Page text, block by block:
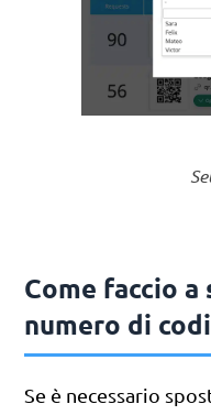
Come faccio
numero di
Se è necessario